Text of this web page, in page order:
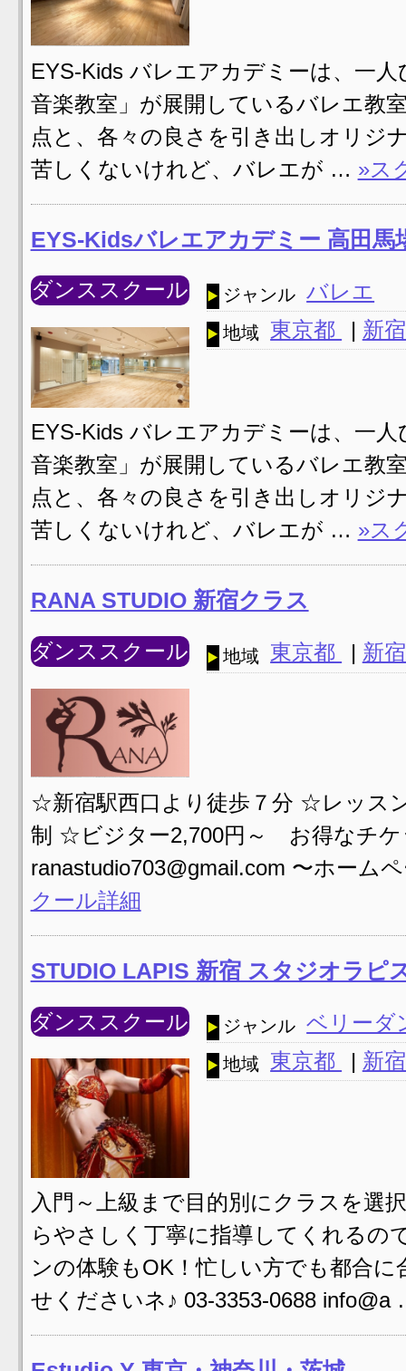
EYS-Kids バレエアカデミーは、一
音楽教室」が展開しているバレエ教
点と、各々の良さを引き出しオリジ
苦しくないけれど、バレエが … »ス
EYS-Kidsバレエアカデミー 高田馬
ダンススクール ジャンル バレエ
地域 東京都 | 新
EYS-Kids バレエアカデミーは、一
音楽教室」が展開しているバレエ教
点と、各々の良さを引き出しオリジ
苦しくないけれど、バレエが … »ス
RANA STUDIO 新宿クラス
ダンススクール 地域 東京都 | 新
☆新宿駅西口より徒歩７分 ☆レッス
制 ☆ビジター2,700円～ お得なチケ
ranastudio703@gmail.com 〜ホーム
クール詳細
STUDIO LAPIS 新宿 スタジオラ
ダンススクール ジャンル ベリーダ
地域 東京都 | 新
入門～上級まで目的別にクラスを選
らやさしく丁寧に指導してくれるの
ンの体験もOK！忙しい方でも都合
せくださいネ♪ 03-3353-0688